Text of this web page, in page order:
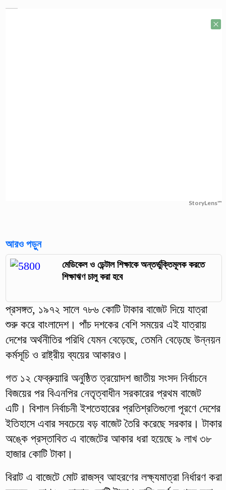
StoryLens™
আরও পড়ুন
মেডিকেল ও ডেন্টাল শিক্ষাকে অন্তর্ভুক্তিমূলক করতে
শিক্ষাঋণ চালু করা হবে
প্রসঙ্গত, ১৯৭২ সালে ৭৮৬ কোটি টাকার বাজেট দিয়ে যাত্রা
শুরু করে বাংলাদেশ। পাঁচ দশকের বেশি সময়ের এই যাত্রায়
দেশের অর্থনীতির পরিধি যেমন বেড়েছে, তেমনি বেড়েছে উন্নয়ন
কর্মসূচি ও রাষ্ট্রীয় ব্যয়ের আকারও।
গত ১২ ফেব্রুয়ারি অনুষ্ঠিত ত্রয়োদশ জাতীয় সংসদ নির্বাচনে
বিজয়ের পর বিএনপির নেতৃত্বাধীন সরকারের প্রথম বাজেট
এটি। বিশাল নির্বাচনী ইশতেহারের প্রতিশ্রতিগুলো পূরণে দেশের
ইতিহাসে এবার সবচেয়ে বড় বাজেট তৈরি করেছে সরকার। টাকার
অঙ্কে প্রস্তাবিত এ বাজেটের আকার ধরা হয়েছে ৯ লাখ ৩৮
হাজার কোটি টাকা।
বিরাট এ বাজেটে মোট রাজস্ব আহরণের লক্ষ্যমাত্রা নির্ধারণ করা